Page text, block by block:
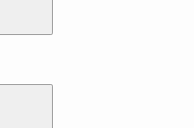
відсутній на складі
товари